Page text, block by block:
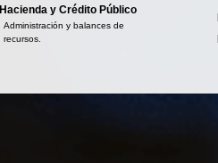
Hacienda y Crédito Público
Administración y balances de
recursos.